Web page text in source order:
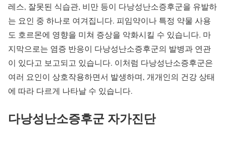
레스, 잘못된 식습관, 비만 등이 다낭성난소증후군을 유발하
는 요인 중 하나로 여겨집니다. 피임약이나 특정 약물 사용
도 호르몬에 영향을 미쳐 증상을 악화시킬 수 있습니다. 마
지막으로는 염증 반응이 다낭성난소증후군의 발병과 연관
이 있다고 보고되고 있습니다. 이처럼 다낭성난소증후군은
여러 요인이 상호작용하면서 발생하며, 개개인의 건강 상태
에 따라 다르게 나타날 수 있습니다.
다낭성난소증후군 자가진단